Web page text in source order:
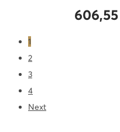
606,55
1
2
3
4
Next